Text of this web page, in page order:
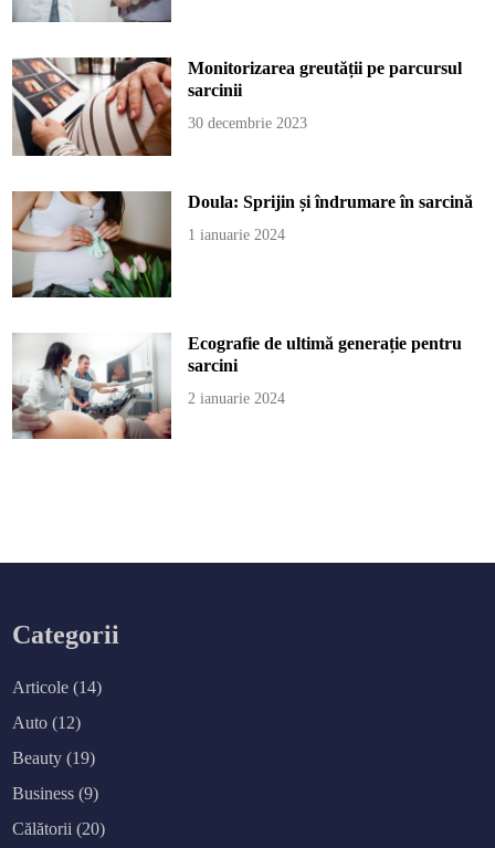
Monitorizarea greutății pe parcursul
sarcinii
30 decembrie 2023
Doula: Sprijin și îndrumare în sarcină
1 ianuarie 2024
Ecografie de ultimă generație pentru
sarcini
2 ianuarie 2024
Categorii
Articole (14)
Auto (12)
Beauty (19)
Business (9)
Călătorii (20)